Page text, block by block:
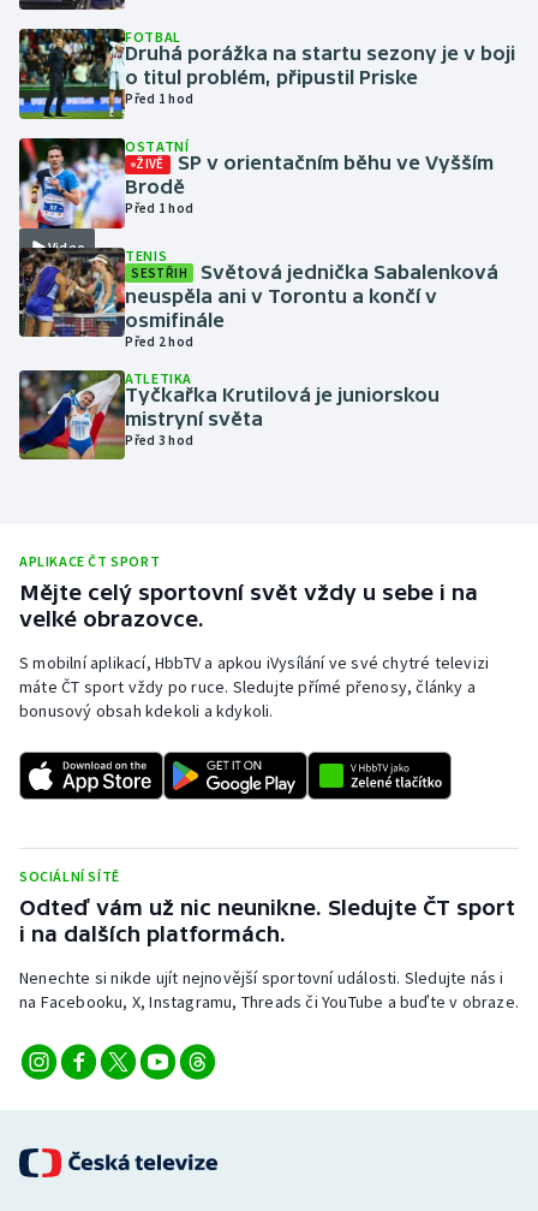
Krasobruslení
Lezení
Moderní pětiboj
Motorsport
Olympijské hry
Plavání
Rychlobruslení
Rychlostní kanoistika
Short track
Sportovní střelba
Triatlon
Veslování
Vodní slalom
Volejbal
Ostatní
FOTBAL
Druhá porážka na startu sezony je v boji
o titul problém, připustil Priske
Před 1 hod
Video
OSTATNÍ
ŽIVĚ
SP v orientačním běhu ve Vyšším
Brodě
Před 1 hod
TENIS
SESTŘIH
Světová jednička Sabalenková
neuspěla ani v Torontu a končí v
osmifinále
Před 2 hod
ATLETIKA
Tyčkařka Krutilová je juniorskou
mistryní světa
Před 3 hod
APLIKACE ČT SPORT
Mějte celý sportovní svět vždy u sebe i na
velké obrazovce.
S mobilní aplikací, HbbTV a apkou iVysílání ve své chytré televizi
máte ČT sport vždy po ruce. Sledujte přímé přenosy, články a
bonusový obsah kdekoli a kdykoli.
SOCIÁLNÍ SÍTĚ
Odteď vám už nic neunikne. Sledujte ČT sport
i na dalších platformách.
Nenechte si nikde ujít nejnovější sportovní události. Sledujte nás i
na Facebooku, X, Instagramu, Threads či YouTube a buďte v obraze.